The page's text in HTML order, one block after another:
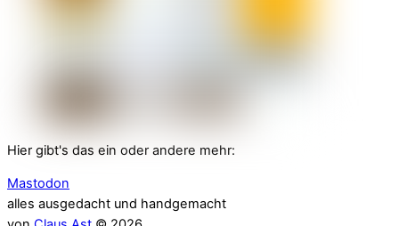
Hier gibt's das ein oder andere mehr:
Mastodon
alles ausgedacht und handgemacht